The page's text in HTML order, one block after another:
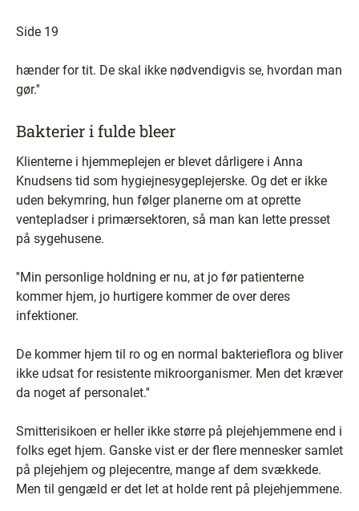
Side 19
hænder for tit. De skal ikke nødvendigvis se, hvordan man
gør.''
Bakterier i fulde bleer
Klienterne i hjemmeplejen er blevet dårligere i Anna
Knudsens tid som hygiejnesygeplejerske. Og det er ikke
uden bekymring, hun følger planerne om at oprette
ventepladser i primærsektoren, så man kan lette presset
på sygehusene.
''Min personlige holdning er nu, at jo før patienterne
kommer hjem, jo hurtigere kommer de over deres
infektioner.
De kommer hjem til ro og en normal bakterieflora og bliver
ikke udsat for resistente mikroorganismer. Men det kræver
da noget af personalet.''
Smitterisikoen er heller ikke større på plejehjemmene end i
folks eget hjem. Ganske vist er der flere mennesker samlet
på plejehjem og plejecentre, mange af dem svækkede.
Men til gengæld er det let at holde rent på plejehjemmene.